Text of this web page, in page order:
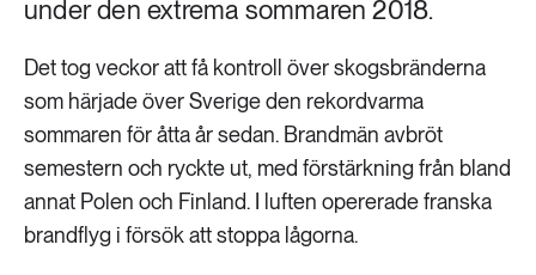
under den extrema sommaren 2018.
Det tog veckor att få kontroll över skogsbränderna
som härjade över Sverige den rekordvarma
sommaren för åtta år sedan. Brandmän avbröt
semestern och ryckte ut, med förstärkning från bland
annat Polen och Finland. I luften opererade franska
brandflyg i försök att stoppa lågorna.